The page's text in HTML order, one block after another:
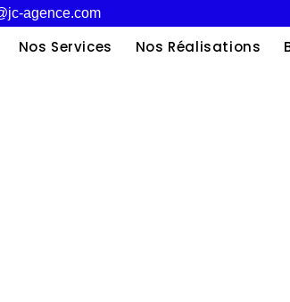
agence.com
Nos Services Nos Réalisations